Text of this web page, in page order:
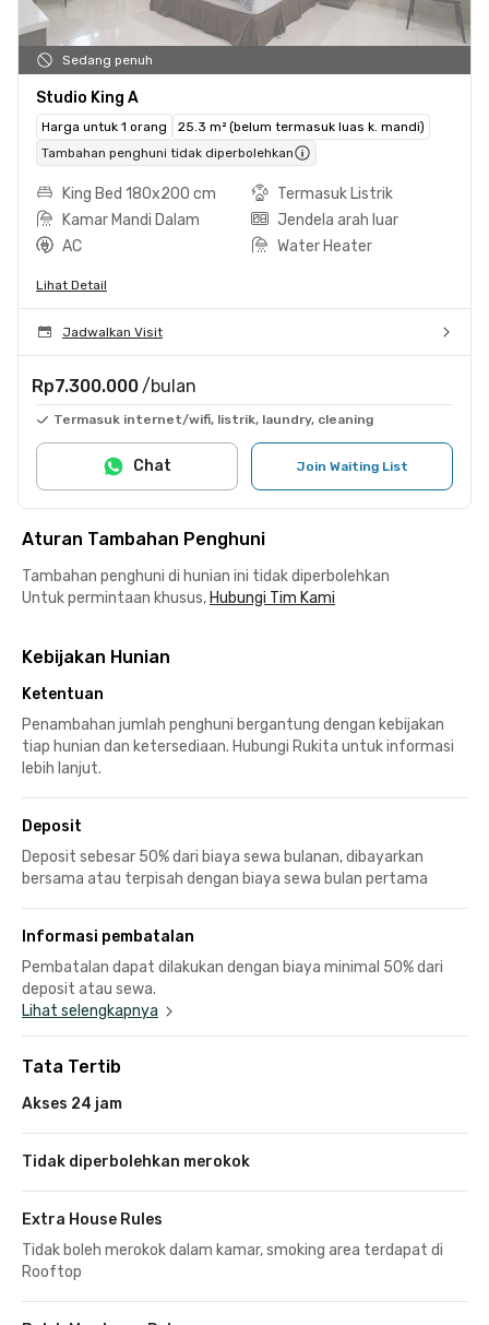
Sedang penuh
Studio King A
Harga untuk 1 orang
25.3 m² (belum termasuk luas k. mandi)
Tambahan penghuni tidak diperbolehkan
King Bed 180x200 cm
Termasuk Listrik
Kamar Mandi Dalam
Jendela arah luar
AC
Water Heater
Lihat Detail
Jadwalkan Visit
Rp7.300.000 /bulan
Termasuk internet/wifi, listrik, laundry, cleaning
Join Waiting List
Chat
Aturan Tambahan Penghuni
Tambahan penghuni di hunian ini tidak diperbolehkan
Untuk permintaan khusus, Hubungi Tim Kami
Kebijakan Hunian
Ketentuan
Penambahan jumlah penghuni bergantung dengan kebijakan
tiap hunian dan ketersediaan. Hubungi Rukita untuk informasi
lebih lanjut.
Deposit
Deposit sebesar 50% dari biaya sewa bulanan, dibayarkan
bersama atau terpisah dengan biaya sewa bulan pertama
Informasi pembatalan
Pembatalan dapat dilakukan dengan biaya minimal 50% dari
deposit atau sewa.
Lihat selengkapnya
Tata Tertib
Akses 24 jam
Tidak diperbolehkan merokok
Extra House Rules
Tidak boleh merokok dalam kamar, smoking area terdapat di
Rooftop